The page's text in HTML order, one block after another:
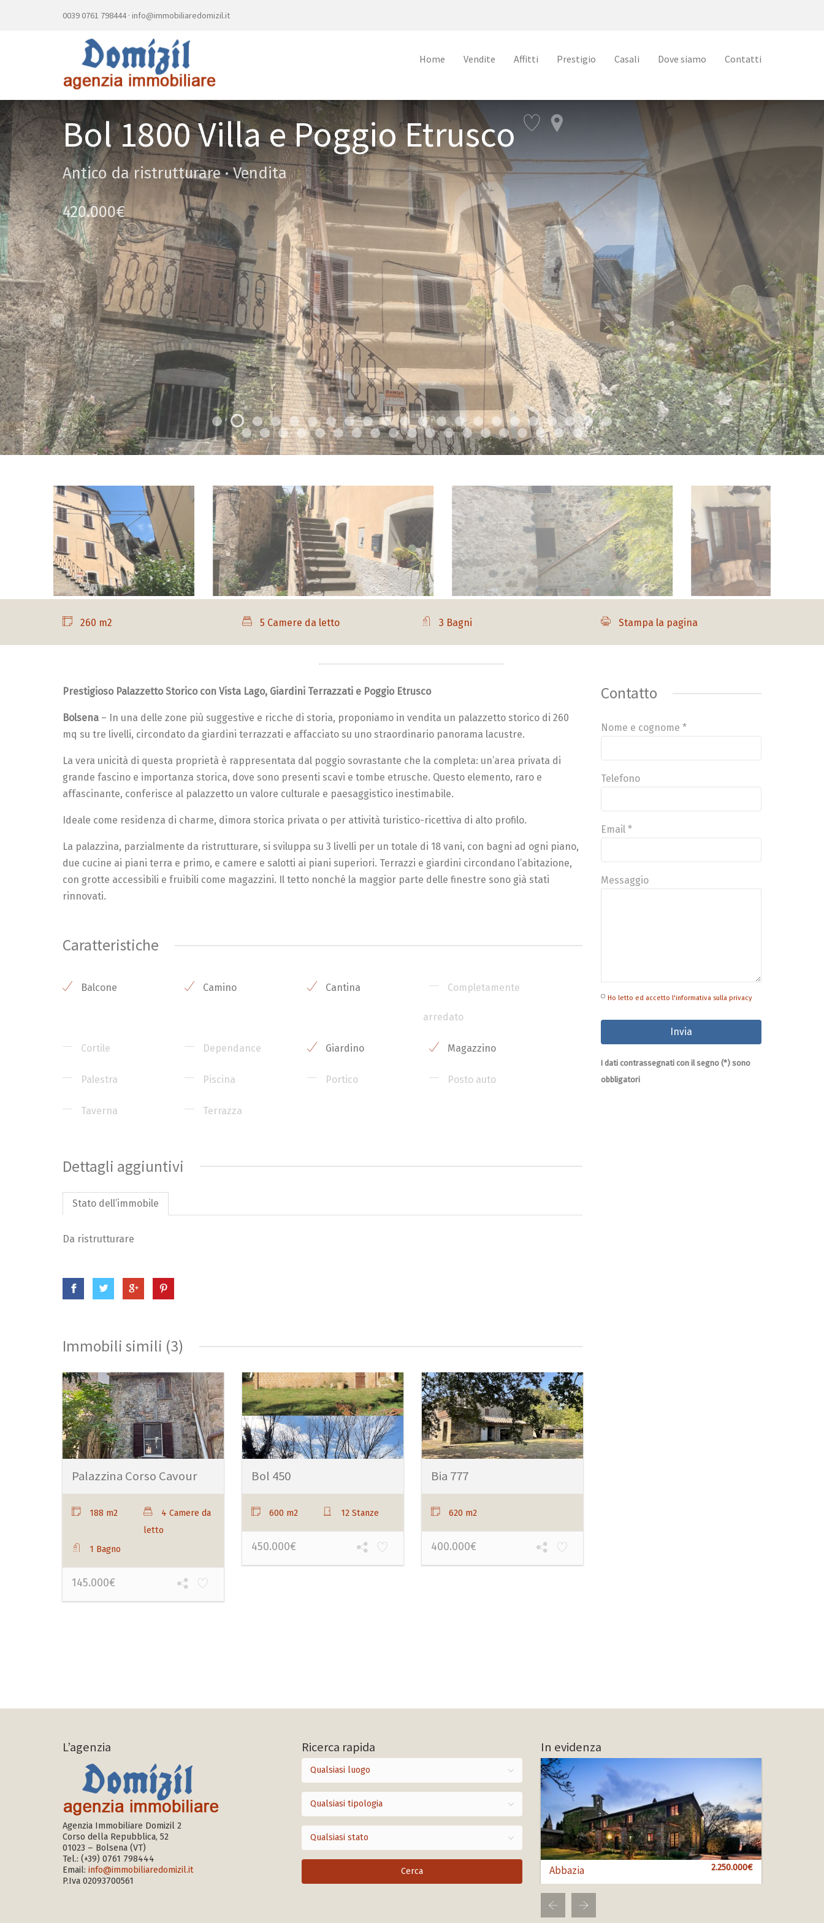
0039 0761 798444· info@immobiliaredomizil.it
Home Vendite Affitti Prestigio Casali Dove siamo Contatti
Bol 1800 Villa e Poggio Etrusco
Antico da ristrutturare · Vendita
420.000€
260 m2 5 Camere da letto 3 Bagni Stampa la pagina
Prestigioso Palazzetto Storico con Vista Lago, Giardini Terrazzati e Poggio Etrusco
Bolsena – In una delle zone più suggestive e ricche di storia, proponiamo in vendita un palazzetto storico di 260
mq su tre livelli, circondato da giardini terrazzati e affacciato su uno straordinario panorama lacustre.
La vera unicità di questa proprietà è rappresentata dal poggio sovrastante che la completa: un’area privata di
grande fascino e importanza storica, dove sono presenti scavi e tombe etrusche. Questo elemento, raro e
affascinante, conferisce al palazzetto un valore culturale e paesaggistico inestimabile.
Ideale come residenza di charme, dimora storica privata o per attività turistico-ricettiva di alto profilo.
La palazzina, parzialmente da ristrutturare, si sviluppa su 3 livelli per un totale di 18 vani, con bagni ad ogni piano,
due cucine ai piani terra e primo, e camere e salotti ai piani superiori. Terrazzi e giardini circondano l’abitazione,
con grotte accessibili e fruibili come magazzini. Il tetto nonché la maggior parte delle finestre sono già stati
rinnovati.
Caratteristiche
Balcone Camino Cantina Completamente
arredato
Cortile Dependance Giardino Magazzino
Palestra Piscina Portico Posto auto
Taverna Terrazza
Dettagli aggiuntivi
Stato dell’immobile
Da ristrutturare
Immobili simili (3)
Palazzina Corso Cavour
188 m2
4 Camere da
letto
1 Bagno
145.000€
Bol 450
600 m2 12 Stanze
450.000€
Bia 777
620 m2
400.000€
Contatto
Nome e cognome *
Telefono
Email *
Messaggio
Ho letto ed accetto l'informativa sulla privacy
I dati contrassegnati con il segno (*) sono
obbligatori
L’agenzia
Agenzia Immobiliare Domizil 2
Corso della Repubblica, 52
01023 – Bolsena (VT)
Tel.: (+39) 0761 798444
Email: info@immobiliaredomizil.it
P.Iva 02093700561
Ricerca rapida
Qualsiasi luogo
Qualsiasi tipologia
Qualsiasi stato
In evidenza
Abbazia 2.250.000€
Bol 100 1.000.000€
Bol 456 850.000€